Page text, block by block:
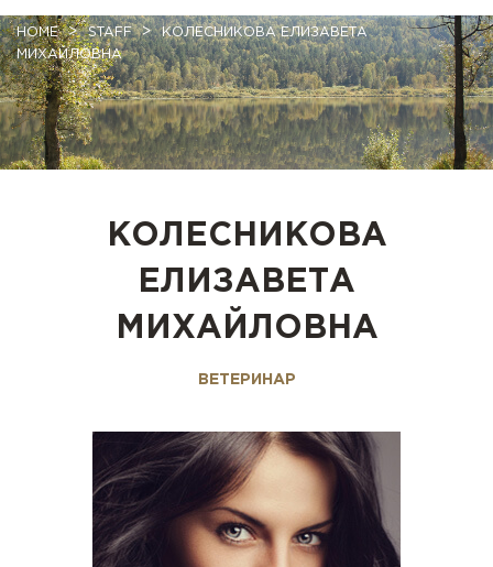
HOME > STAFF >
КОЛЕСНИКОВА ЕЛИЗАВЕТА
МИХАЙЛОВНА
КОЛЕСНИКОВА
ЕЛИЗАВЕТА
МИХАЙЛОВНА
ВЕТЕРИНАР